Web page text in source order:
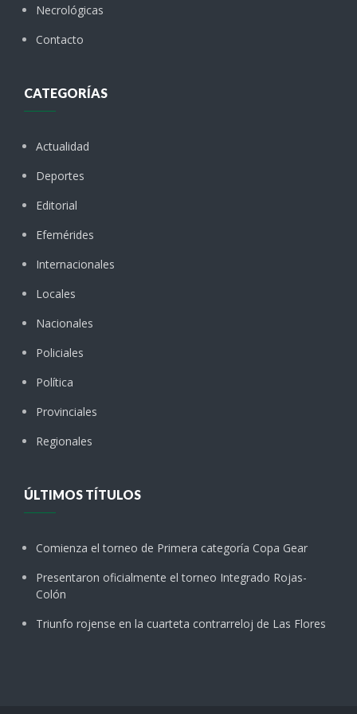
Necrológicas
Contacto
CATEGORÍAS
Actualidad
Deportes
Editorial
Efemérides
Internacionales
Locales
Nacionales
Policiales
Política
Provinciales
Regionales
ÚLTIMOS TÍTULOS
Comienza el torneo de Primera categoría Copa Gear
Presentaron oficialmente el torneo Integrado Rojas-
Colón
Triunfo rojense en la cuarteta contrarreloj de Las Flores